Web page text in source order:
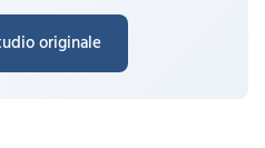
originale